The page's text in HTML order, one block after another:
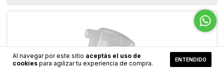
Al navegar por este sitio aceptás el uso de
cookies para agilizar tu experiencia de compra. ENTENDIDO